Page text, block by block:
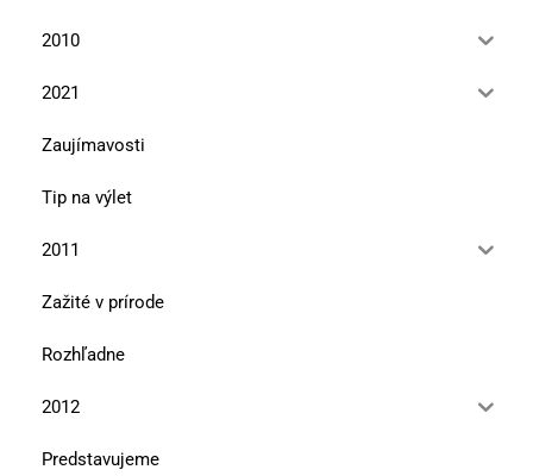
2010
2021
Zaujímavosti
Tip na výlet
2011
Zažité v prírode
Rozhľadne
2012
Predstavujeme